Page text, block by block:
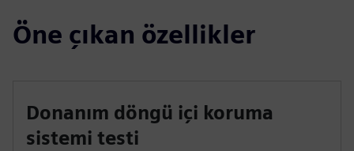
Öne çıkan özellikler
Donanım döngü içi koruma
sistemi testi